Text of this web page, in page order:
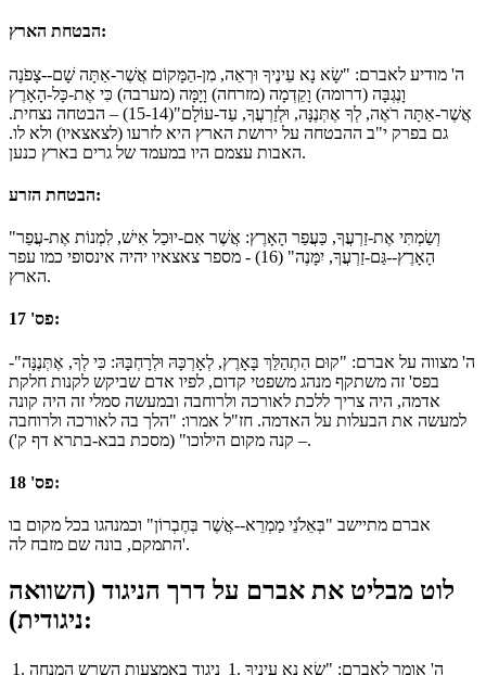
הבטחת הארץ:
ה' מודיע לאברם: "שָׂא נָא עֵינֶיךָ וּרְאֵה, מִן-הַמָּקוֹם אֲשֶׁר-אַתָּה שָׁם--צָפֹנָה
וָנֶגְבָּה (דרומה) וָקֵדְמָה (מזרחה) וָיָמָּה (מערבה) כִּי אֶת-כָּל-הָאָרֶץ
אֲשֶׁר-אַתָּה רֹאֶה, לְךָ אֶתְּנֶנָּה, וּלְזַרְעֲךָ, עַד-עוֹלָם"(15-14) – הבטחה נצחית.
גם בפרק י"ב ההבטחה על ירושת הארץ היא לזרעו (לצאצאיו) ולא לו.
האבות עצמם היו במעמד של גרים בארץ כנען.
הבטחת הזרע:
"וְשַׂמְתִּי אֶת-זַרְעֲךָ, כַּעֲפַר הָאָרֶץ: אֲשֶׁר אִם-יוּכַל אִישׁ, לִמְנוֹת אֶת-עֲפַר
הָאָרֶץ--גַּם-זַרְעֲךָ, יִמָּנֶה" (16) - מספר צאצאיו יהיה אינסופי כמו עפר
הארץ.
פס' 17:
ה' מצווה על אברם: "קוּם הִתְהַלֵּךְ בָּאָרֶץ, לְאָרְכָּהּ וּלְרָחְבָּהּ: כִּי לְךָ, אֶתְּנֶנָּה"-
בפס' זה משתקף מנהג משפטי קדום, לפיו אדם שביקש לקנות חלקת
אדמה, היה צריך ללכת לאורכה ולרוחבה ובמעשה סמלי זה היה קונה
למעשה את הבעלות על האדמה. חז"ל אמרו: "הלך בה לאורכה ולרוחבה
– קנה מקום הילוכו" (מסכת בבא-בתרא דף ק').
פס' 18:
אברם מתיישב "בְּאֵלֹנֵי מַמְרֵא--אֲשֶׁר בְּחֶבְרוֹן" וכמנהגו בכל מקום בו
התמקם, בונה שם מזבח לה'.
לוט מבליט את אברם על דרך הניגוד (השוואה
ניגודית):
1. ניגוד באמצעות השרש המנחה 1. ה' אומר לאברם: "שָׂא נָא עֵינֶיךָ